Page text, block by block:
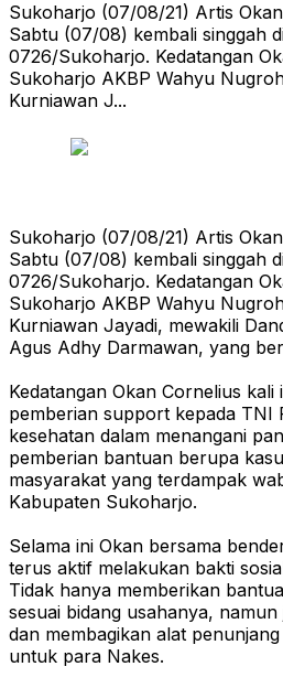
Sukoharjo (07/08/21) Artis
Sabtu (07/08) kembali singgah
0726/Sukoharjo. Kedatangan
Sukoharjo AKBP Wahyu
Kurniawan J...
Sukoharjo (07/08/21) Artis
Sabtu (07/08) kembali singgah
0726/Sukoharjo. Kedatangan
Sukoharjo AKBP Wahyu
Kurniawan Jayadi, mewakili
Agus Adhy Darmawan, yang
Kedatangan Okan Cornelius kali
pemberian support kepada TNI
kesehatan dalam menangani
pemberian bantuan berupa
masyarakat yang terdampak
Kabupaten Sukoharjo.
Selama ini Okan bersama
terus aktif melakukan bakti
Tidak hanya memberikan
sesuai bidang usahanya,
dan membagikan alat
untuk para Nakes.